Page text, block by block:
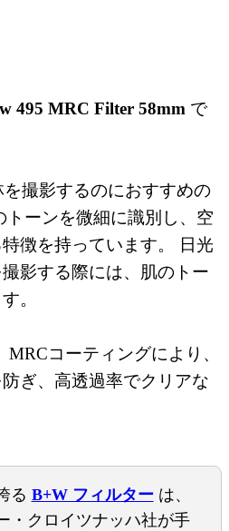
495 MRC Filter 58mm で
撮影するのにおすすめの
トーンを微細に識別し、空
徴を持っています。 日光
影する際には、肌のトー
。
MRCコーティングにより、
ぎ、高透過率でクリアな
る B+W フィルターは、
・クロイツナッハ社が手